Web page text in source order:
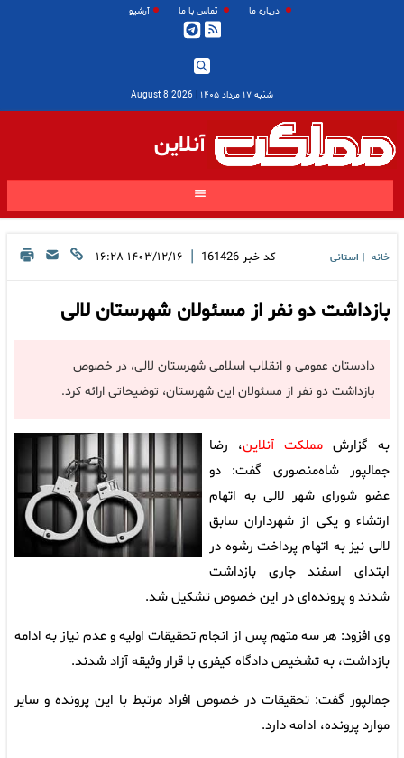
درباره ما تماس با ما آرشیو
شنبه ۱۷ مرداد ۱۴۰۵ |
2026 August 8
آنلاین
خانه استانی کد خبر 161426
| ۱۴۰۳/۱۲/۱۶ ۱۶:۲۸
بازداشت دو نفر از مسئولان شهرستان لالی
دادستان عمومی و انقلاب اسلامی شهرستان لالی، در خصوص
بازداشت دو نفر از مسئولان این شهرستان، توضیحاتی ارائه کرد.
به گزارش مملکت آنلاین، رضا
جمالپور شاه‌منصوری گفت: دو
عضو شورای شهر لالی به اتهام
ارتشاء و یکی از شهرداران سابق
لالی نیز به اتهام پرداخت رشوه در
ابتدای اسفند جاری بازداشت
شدند و پرونده‌ای در این خصوص تشکیل شد.
وی افزود: هر سه متهم پس از انجام تحقیقات اولیه و عدم نیاز به ادامه
بازداشت، به تشخیص دادگاه کیفری با قرار وثیقه آزاد شدند.
جمالپور گفت: تحقیقات در خصوص افراد مرتبط با این پرونده و سایر
موارد پرونده، ادامه دارد.